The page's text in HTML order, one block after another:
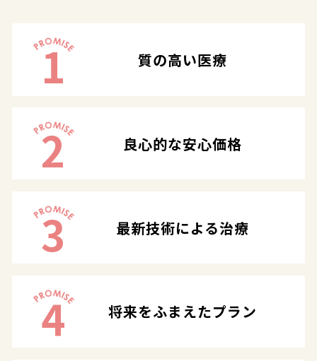
1 質の高い医療
2 良心的な安心価格
3 最新技術による治療
4 将来をふまえたプラン